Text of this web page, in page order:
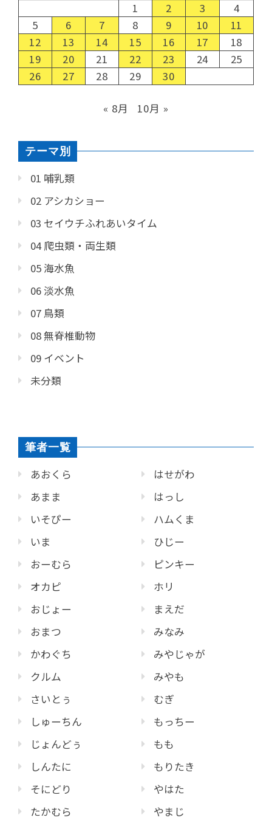
1
2 3
4
5
6 7 8 9 10
11
12
13 14 15 16 17
18
19
20 21 22 23 24
25
26
27 28 29 30
« 8月 10月 »
テーマ別
01 哺乳類
02 アシカショー
03 セイウチふれあいタイム
04 爬虫類・両生類
05 海水魚
06 淡水魚
07 鳥類
08 無脊椎動物
09 イベント
未分類
筆者一覧
あおくら
あまま
いそぴー
いま
おーむら
オカピ
おじょー
おまつ
かわぐち
クルム
さいとぅ
しゅーちん
じょんどぅ
しんたに
そにどり
たかむら
はせがわ
はっし
ハムくま
ひじー
ピンキー
ホリ
まえだ
みなみ
みやじゃが
みやも
むぎ
もっちー
もも
もりたき
やはた
やまじ